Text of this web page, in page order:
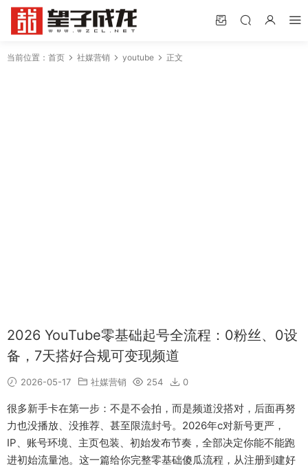
当前位置： 首页 社媒营销 youtube 正文
2026 YouTube零基础起号全流程：0粉丝、0设
备，7天搭好合规可变现频道
2026-05-17 社媒营销 254 0
很多新手卡在第一步：不是不会拍，而是频道没搭对，后面再努
力也没播放、没推荐、甚至限流封号。2026年c对新号更严，
IP、账号环境、主页包装、初始发布节奏，全部决定你能不能跑
进初始流量池。这一篇给你完整零基础傻瓜流程，从注册到建好